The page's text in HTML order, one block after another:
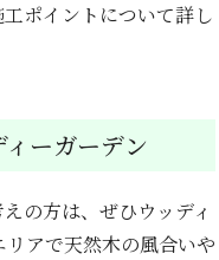
ポイントについて詳し
ーガーデン
の方は、ぜひウッディ
アで天然木の風合いや